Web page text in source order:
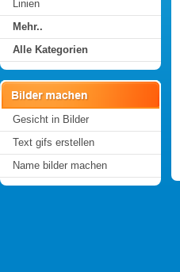
Linien
Mehr..
Alle Kategorien
Gesicht in Bilder
Text gifs erstellen
Name bilder machen